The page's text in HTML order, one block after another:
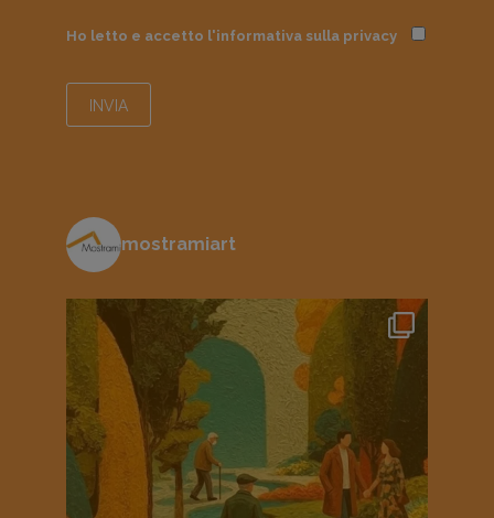
Ho letto e accetto l'informativa sulla privacy
mostramiart